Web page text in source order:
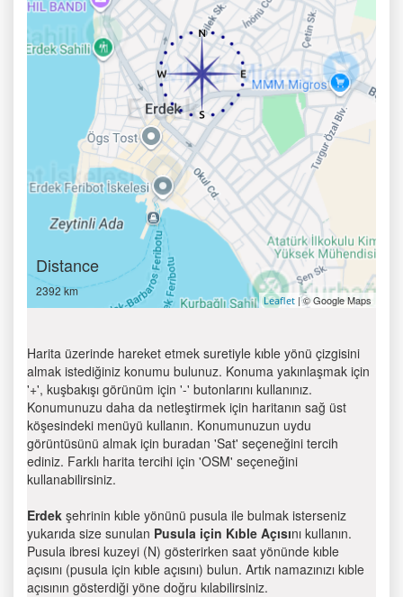
Distance
2392 km
Leaflet | © Google Maps
Harita üzerinde hareket etmek suretiyle kıble yönü çizgisini
almak istediğiniz konumu bulunuz. Konuma yakınlaşmak için
'+', kuşbakışı görünüm için '-' butonlarını kullanınız.
Konumunuzu daha da netleştirmek için haritanın sağ üst
köşesindeki menüyü kullanın. Konumunuzun uydu
görüntüsünü almak için buradan 'Sat' seçeneğini tercih
ediniz. Farklı harita tercihi için 'OSM' seçeneğini
kullanabilirsiniz.
Erdek şehrinin kıble yönünü pusula ile bulmak isterseniz
yukarıda size sunulan Pusula için Kıble Açısını kullanın.
Pusula ibresi kuzeyi (N) gösterirken saat yönünde kıble
açısını (pusula için kıble açısını) bulun. Artık namazınızı kıble
açısının gösterdiği yöne doğru kılabilirsiniz.